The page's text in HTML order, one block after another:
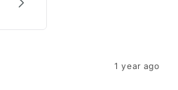
1 year ago